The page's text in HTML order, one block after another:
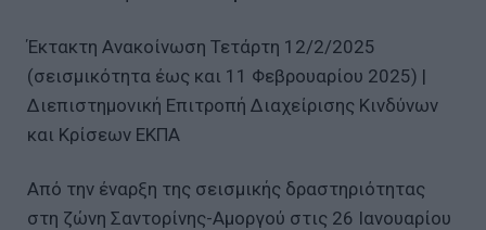
Έκτακτη Ανακοίνωση Τετάρτη 12/2/2025
(σεισμικότητα έως και 11 Φεβρουαρίου 2025) |
Διεπιστημονική Επιτροπή Διαχείρισης Κινδύνων
και Κρίσεων ΕΚΠΑ
Από την έναρξη της σεισμικής δραστηριότητας
στη ζώνη Σαντορίνης-Αμοργού στις 26 Ιανουαρίου